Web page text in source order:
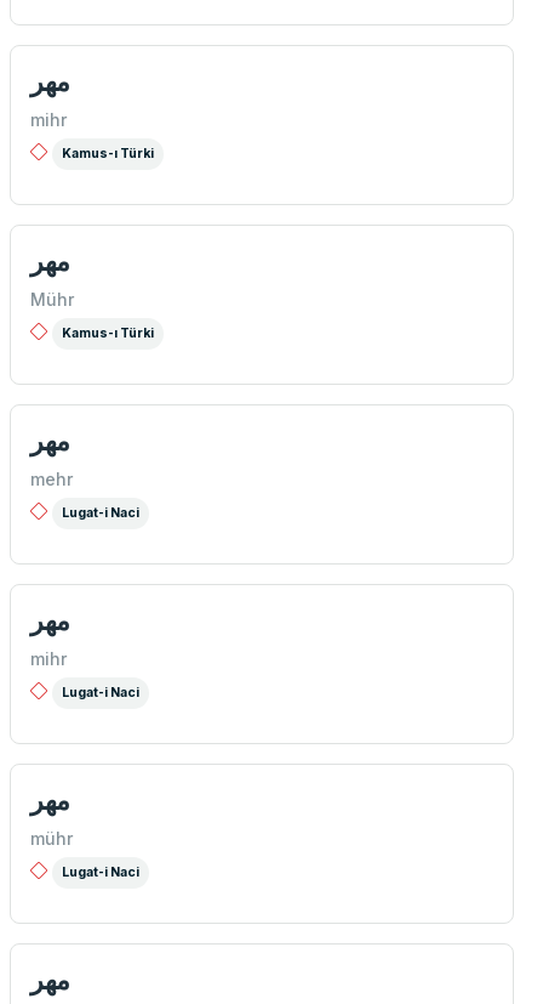
مهر
mihr
Kamus-ı Türki
مهر
Mühr
Kamus-ı Türki
مهر
mehr
Lugat-i Naci
مهر
mihr
Lugat-i Naci
مهر
mühr
Lugat-i Naci
مهر